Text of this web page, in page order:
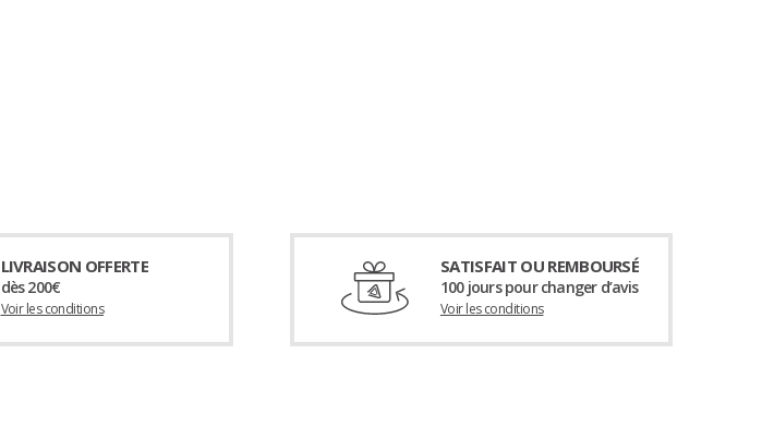
LIVRAISON OFFERTE
dès 200€
Voir les conditions
SATISFAIT OU REMBOURSÉ
100 jours pour changer d’avis
Voir les conditions